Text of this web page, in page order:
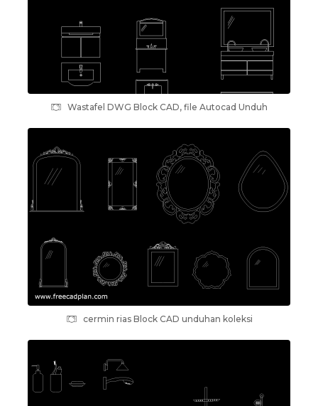
Wastafel DWG Block CAD, file Autocad Unduh
cermin rias Block CAD unduhan koleksi